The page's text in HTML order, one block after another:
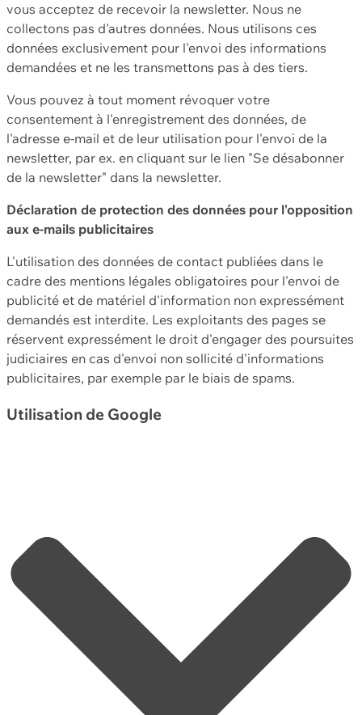
vous acceptez de recevoir la newsletter. Nous ne
collectons pas d'autres données. Nous utilisons ces
données exclusivement pour l'envoi des informations
demandées et ne les transmettons pas à des tiers.
Vous pouvez à tout moment révoquer votre
consentement à l'enregistrement des données, de
l'adresse e-mail et de leur utilisation pour l'envoi de la
newsletter, par ex. en cliquant sur le lien "Se désabonner
de la newsletter" dans la newsletter.
Déclaration de protection des données pour l'opposition
aux e-mails publicitaires
L'utilisation des données de contact publiées dans le
cadre des mentions légales obligatoires pour l'envoi de
publicité et de matériel d'information non expressément
demandés est interdite. Les exploitants des pages se
réservent expressément le droit d'engager des poursuites
judiciaires en cas d'envoi non sollicité d'informations
publicitaires, par exemple par le biais de spams.
Utilisation de Google